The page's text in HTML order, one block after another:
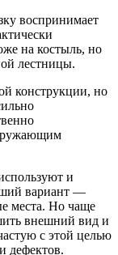
воспринимает
на костыль, но
лестницы.
конструкции, но
и
вариант —
места. Но чаще
внешний вид и
с этой целью
дефектов.